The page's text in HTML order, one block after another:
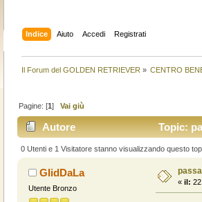
Indice Aiuto Accedi Registrati
Il Forum del GOLDEN RETRIEVER » CENTRO
Pagine: [1]Vai giù
Autore Topic:
0 Utenti e 1 Visitatore stanno visualizzando questo
GIidDaLa
Utente Bronzo
« il: